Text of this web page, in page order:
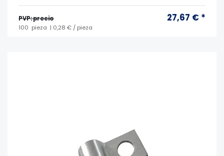
PVP: precio 27,67 € *
100 pieza | 0,28 € / pieza